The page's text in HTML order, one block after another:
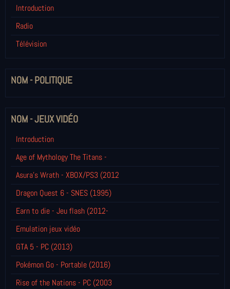
Introduction
Radio
Télévision
NOM - POLITIQUE
NOM - JEUX VIDÉO
Introduction
Age of Mythology The Titans -
Asura's Wrath - XBOX/PS3 (2012
Dragon Quest 6 - SNES (1995)
Earn to die - Jeu flash (2012-
Emulation jeux vidéo
GTA 5 - PC (2013)
Pokémon Go - Portable (2016)
Rise of the Nations - PC (2003